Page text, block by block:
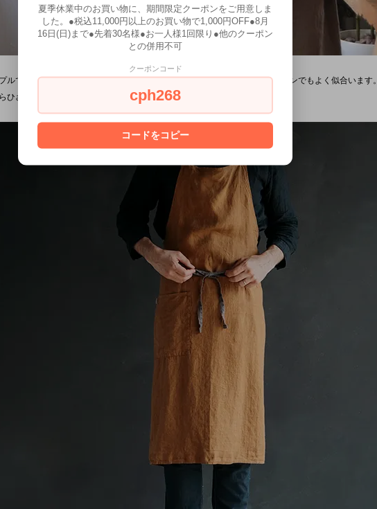
ルで飽きのこないデザインだから、料理、お掃除、庭仕事など、どんなシーンでもよく似合います。
ひざ下までを覆う長めの丈なので、背の高い方や男性にもぴったりです。
夏季休業中のお買い物に、期間限定クーポンをご用意しま
した。●税込11,000円以上のお買い物で1,000円OFF●8月
16日(日)まで●先着30名様●お一人様1回限り●他のクーポン
との併用不可
クーポンコード
cph268
コードをコピー